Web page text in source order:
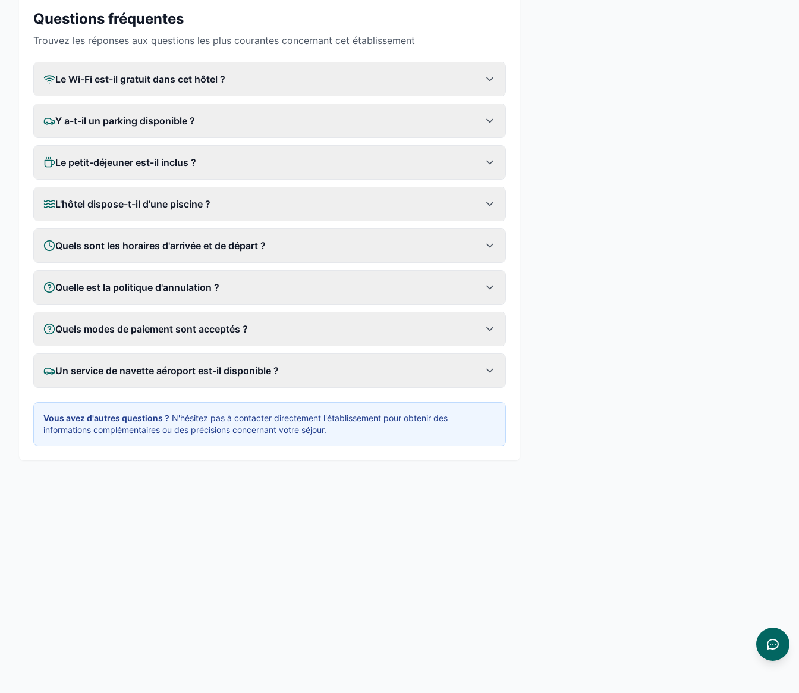
Questions fréquentes
Trouvez les réponses aux questions les plus courantes concernant cet établissement
Le Wi-Fi est-il gratuit dans cet hôtel ?
Y a-t-il un parking disponible ?
Le petit-déjeuner est-il inclus ?
L'hôtel dispose-t-il d'une piscine ?
Quels sont les horaires d'arrivée et de départ ?
Quelle est la politique d'annulation ?
Quels modes de paiement sont acceptés ?
Un service de navette aéroport est-il disponible ?
Vous avez d'autres questions ? N'hésitez pas à contacter directement l'établissement pour obtenir des
informations complémentaires ou des précisions concernant votre séjour.